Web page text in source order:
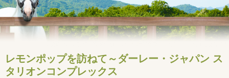
レモンポップを訪ねて～ダーレー・ジャパン ス
タリオンコンプレックス